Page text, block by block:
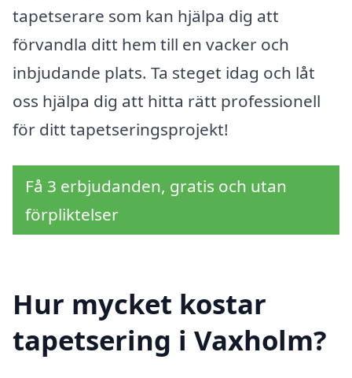
tapetserare som kan hjälpa dig att
förvandla ditt hem till en vacker och
inbjudande plats. Ta steget idag och låt
oss hjälpa dig att hitta rätt professionell
för ditt tapetseringsprojekt!
Få 3 erbjudanden, gratis och utan
förpliktelser
Hur mycket kostar
tapetsering i Vaxholm?